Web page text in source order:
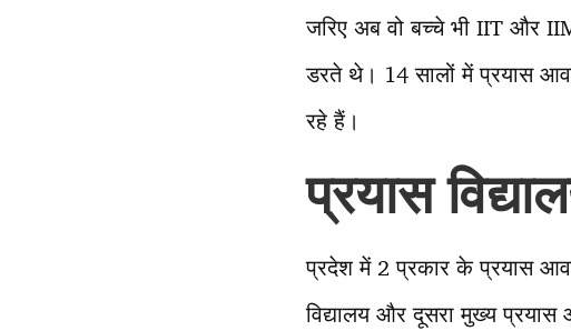
जरिए अब वो बच्चे भी IIT और
डरते थे। 14 सालों में प्रयास
रहे हैं।
प्रयास
प्रदेश में 2 प्रकार के प्रयास
विद्यालय और दूसरा मुख्य प्रयास